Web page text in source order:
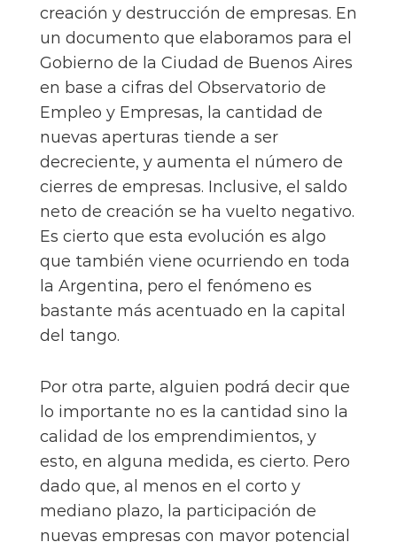
creación y destrucción de empresas. En
un documento que elaboramos para el
Gobierno de la Ciudad de Buenos Aires
en base a cifras del Observatorio de
Empleo y Empresas, la cantidad de
nuevas aperturas tiende a ser
decreciente, y aumenta el número de
cierres de empresas. Inclusive, el saldo
neto de creación se ha vuelto negativo.
Es cierto que esta evolución es algo
que también viene ocurriendo en toda
la Argentina, pero el fenómeno es
bastante más acentuado en la capital
del tango.
Por otra parte, alguien podrá decir que
lo importante no es la cantidad sino la
calidad de los emprendimientos, y
esto, en alguna medida, es cierto. Pero
dado que, al menos en el corto y
mediano plazo, la participación de
nuevas empresas con mayor potencial